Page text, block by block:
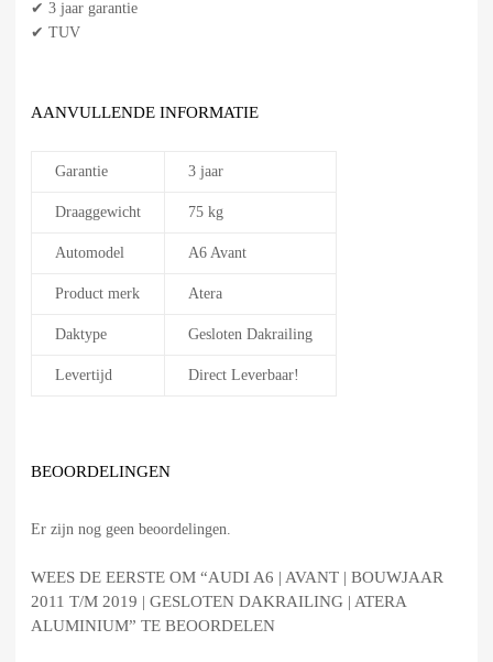
✔ 3 jaar garantie
✔ TUV
AANVULLENDE INFORMATIE
Garantie 3 jaar
Draaggewicht 75 kg
Automodel A6 Avant
Product merk Atera
Daktype Gesloten Dakrailing
Levertijd Direct Leverbaar!
BEOORDELINGEN
Er zijn nog geen beoordelingen.
WEES DE EERSTE OM “AUDI A6 | AVANT | BOUWJAAR
2011 T/M 2019 | GESLOTEN DAKRAILING | ATERA
ALUMINIUM” TE BEOORDELEN